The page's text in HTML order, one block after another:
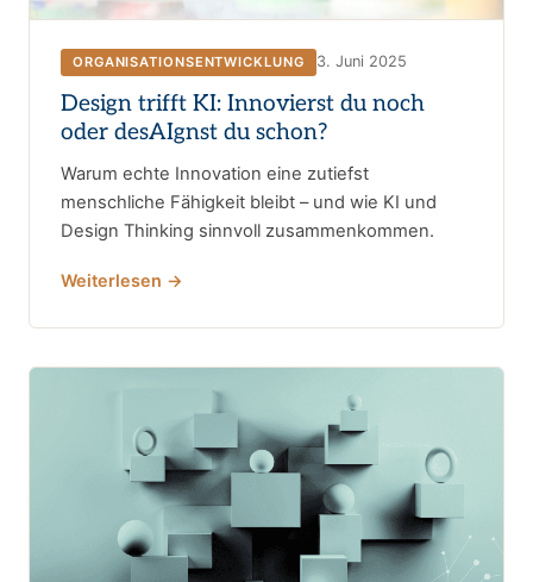
ORGANISATIONSENTWICKLUNG 3. Juni 2025
Design trifft KI: Innovierst du noch
oder desAIgnst du schon?
Warum echte Innovation eine zutiefst
menschliche Fähigkeit bleibt – und wie KI und
Design Thinking sinnvoll zusammenkommen.
Weiterlesen →